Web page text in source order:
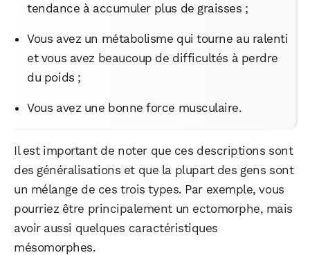
tendance à accumuler plus de graisses ;
Vous avez un métabolisme qui tourne au ralenti
et vous avez beaucoup de difficultés à perdre
du poids ;
Vous avez une bonne force musculaire.
Il est important de noter que ces descriptions sont
des généralisations et que la plupart des gens sont
un mélange de ces trois types. Par exemple, vous
pourriez être principalement un ectomorphe, mais
avoir aussi quelques caractéristiques
mésomorphes.